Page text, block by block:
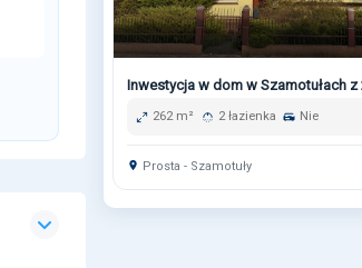
Inwestycja w dom w Szamotułach z
262 m² 2 łazienka Nie
Prosta - Szamotuły